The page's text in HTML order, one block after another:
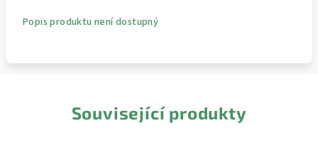
Popis produktu není dostupný
Související produkty